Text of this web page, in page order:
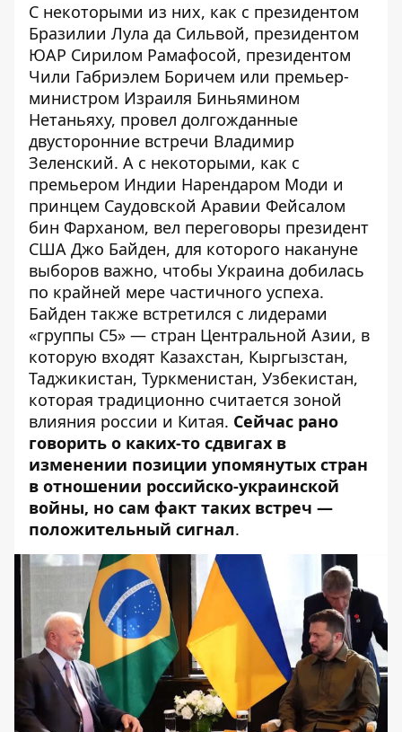
С некоторыми из них, как с президентом
Бразилии Лула да Сильвой, президентом
ЮАР Сирилом Рамафосой, президентом
Чили Габриэлем Боричем или премьер-
министром Израиля Биньямином
Нетаньяху, провел долгожданные
двусторонние встречи Владимир
Зеленский. А с некоторыми, как с
премьером Индии Нарендаром Моди и
принцем Саудовской Аравии Фейсалом
бин Фарханом, вел переговоры президент
США Джо Байден, для которого накануне
выборов важно, чтобы Украина добилась
по крайней мере частичного успеха.
Байден также встретился с лидерами
«группы C5» — стран Центральной Азии, в
которую входят Казахстан, Кыргызстан,
Таджикистан, Туркменистан, Узбекистан,
которая традиционно считается зоной
влияния россии и Китая. Сейчас рано
говорить о каких-то сдвигах в
изменении позиции упомянутых стран
в отношении российско-украинской
войны, но сам факт таких встреч —
положительный сигнал.